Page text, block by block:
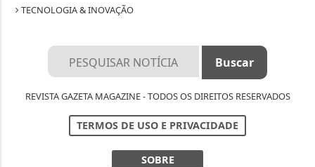
TECNOLOGIA & INOVAÇÃO
REVISTA GAZETA MAGAZINE - TODOS OS DIREITOS RESERVADOS
TERMOS DE USO E PRIVACIDADE
SOBRE